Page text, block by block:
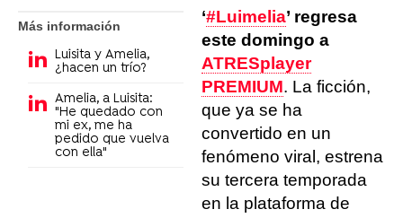
Más información
Luisita y Amelia,
¿hacen un trío?
Amelia, a Luisita:
"He quedado con
mi ex, me ha
pedido que vuelva
con ella"
‘#Luimelia’ regresa
este domingo a
ATRESplayer
PREMIUM. La ficción,
que ya se ha
convertido en un
fenómeno viral, estrena
su tercera temporada
en la plataforma de